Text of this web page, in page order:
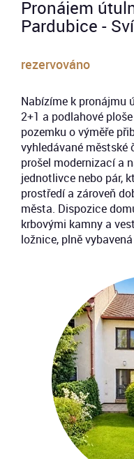
Pronájem
Pardubice -
rezervováno
Nabízíme k pronájmu
2+1 a podlahové
pozemku o výměře
vyhledávané městské
prošel modernizací a
jednotlivce nebo pár,
prostředí a zároveň
města. Dispozice
krbovými kamny a
ložnice, plně